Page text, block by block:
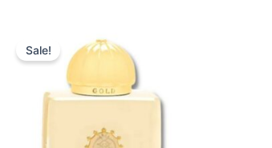
Sale!
price
was:
1.895,00 kr..
is:
1.295,00 kr..